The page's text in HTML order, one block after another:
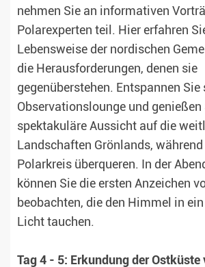
nehmen Sie an informativen
Polarexperten teil. Hier erfahren
Lebensweise der nordischen
die Herausforderungen, denen sie
gegenüberstehen. Entspannen Sie
Observationslounge und genießen
spektakuläre Aussicht auf die
Landschaften Grönlands,
Polarkreis überqueren. In der
können Sie die ersten Anzeichen
beobachten, die den Himmel in
Licht tauchen.
Tag 4 - 5: Erkundung der Ostküste